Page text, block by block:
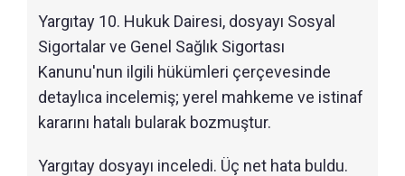
Yargıtay 10. Hukuk Dairesi, dosyayı Sosyal
Sigortalar ve Genel Sağlık Sigortası
Kanunu'nun ilgili hükümleri çerçevesinde
detaylıca incelemiş; yerel mahkeme ve istinaf
kararını hatalı bularak bozmuştur.
Yargıtay dosyayı inceledi. Üç net hata buldu.